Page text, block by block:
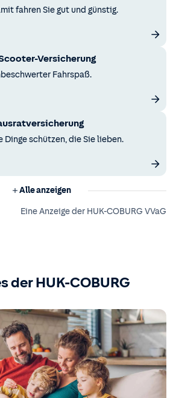
fahren Sie gut und günstig.
Versicherung
Fahrspaß.
Dinge schützen, die Sie lieben.
Alle anzeigen
Eine Anzeige der HUK-COBURG VVaG
der HUK-COBURG